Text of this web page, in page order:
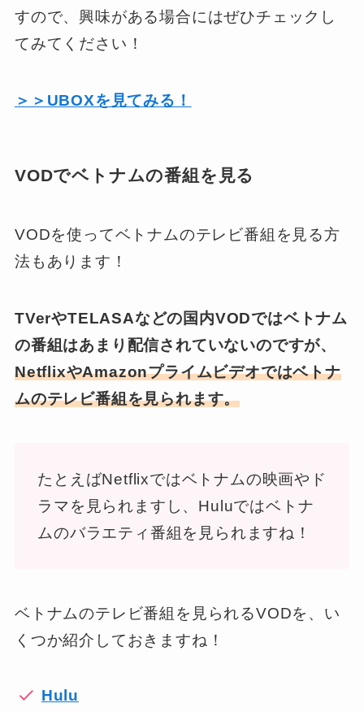
すので、興味がある場合にはぜひチェックし
てみてください！
＞＞UBOXを見てみる！
VODでベトナムの番組を見る
VODを使ってベトナムのテレビ番組を見る方
法もあります！
TVerやTELASAなどの国内VODではベトナム
の番組はあまり配信されていないのですが、
NetflixやAmazonプライムビデオではベトナ
ムのテレビ番組を見られます。
たとえばNetflixではベトナムの映画やド
ラマを見られますし、Huluではベトナ
ムのバラエティ番組を見られますね！
ベトナムのテレビ番組を見られるVODを、い
くつか紹介しておきますね！
Hulu